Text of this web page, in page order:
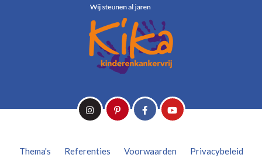
Thema's Referenties Voorwaarden Privacybeleid